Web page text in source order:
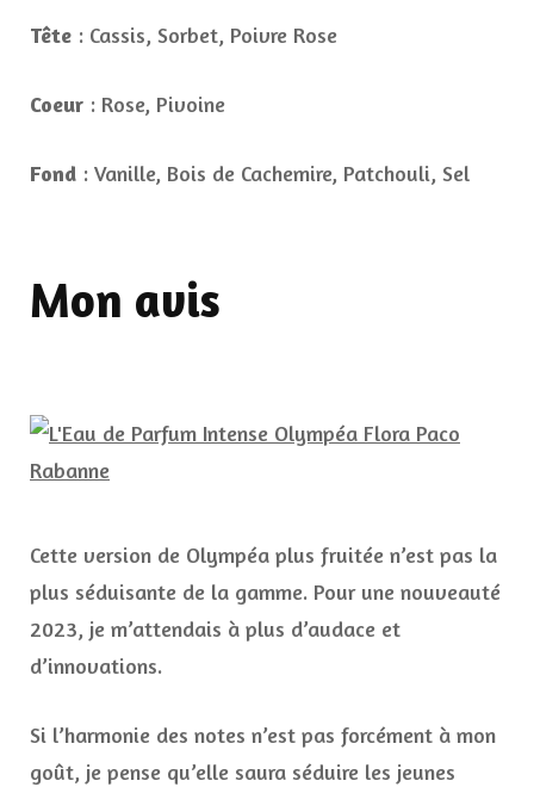
Tête : Cassis, Sorbet, Poivre Rose
Coeur : Rose, Pivoine
Fond : Vanille, Bois de Cachemire, Patchouli, Sel
Mon avis
Cette version de Olympéa plus fruitée n’est pas la
plus séduisante de la gamme. Pour une nouveauté
2023, je m’attendais à plus d’audace et
d’innovations.
Si l’harmonie des notes n’est pas forcément à mon
goût, je pense qu’elle saura séduire les jeunes